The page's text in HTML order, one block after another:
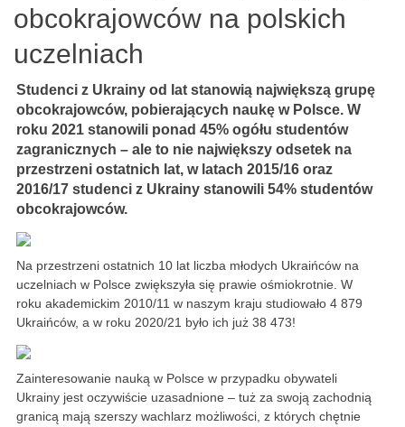
obcokrajowców na polskich
uczelniach
Studenci z Ukrainy od lat stanowią największą grupę
obcokrajowców, pobierających naukę w Polsce. W
roku 2021 stanowili ponad 45% ogółu studentów
zagranicznych – ale to nie największy odsetek na
przestrzeni ostatnich lat, w latach 2015/16 oraz
2016/17 studenci z Ukrainy stanowili 54% studentów
obcokrajowców.
Na przestrzeni ostatnich 10 lat liczba młodych Ukraińców na
uczelniach w Polsce zwiększyła się prawie ośmiokrotnie. W
roku akademickim 2010/11 w naszym kraju studiowało 4 879
Ukraińców, a w roku 2020/21 było ich już 38 473!
Zainteresowanie nauką w Polsce w przypadku obywateli
Ukrainy jest oczywiście uzasadnione – tuż za swoją zachodnią
granicą mają szerszy wachlarz możliwości, z których chętnie